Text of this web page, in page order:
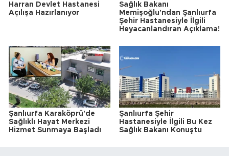
Harran Devlet Hastanesi
Açılışa Hazırlanıyor
Sağlık Bakanı
Memişoğlu'ndan Şanlıurfa
Şehir Hastanesiyle İlgili
Heyacanlandıran Açıklama!
Şanlıurfa Karaköprü'de
Sağlıklı Hayat Merkezi
Hizmet Sunmaya Başladı
Şanlıurfa Şehir
Hastanesiyle İlgili Bu Kez
Sağlık Bakanı Konuştu